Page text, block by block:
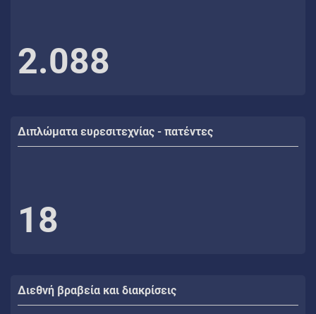
2.088
Διπλώματα ευρεσιτεχνίας - πατέντες
18
Διεθνή βραβεία και διακρίσεις